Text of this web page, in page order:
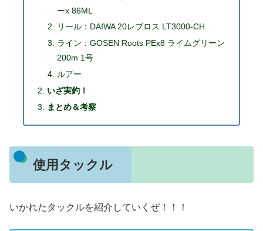
ーx 86ML
リール：DAIWA 20レブロス LT3000-CH
ライン：GOSEN Roots PEx8 ライムグリーン
200m 1号
ルアー
いざ実釣！
まとめ＆考察
使用タックル
いかれたタックルを紹介していくぜ！！！